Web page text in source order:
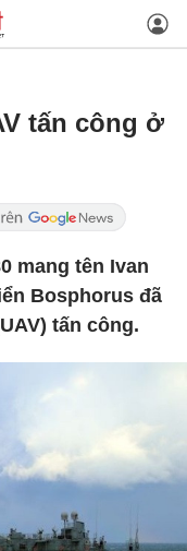
tấn công ở
mang tên Ivan
Bosphorus đã
tấn công.